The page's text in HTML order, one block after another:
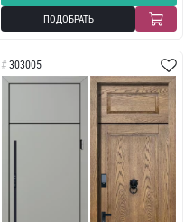
ПОДОБРАТЬ
303005